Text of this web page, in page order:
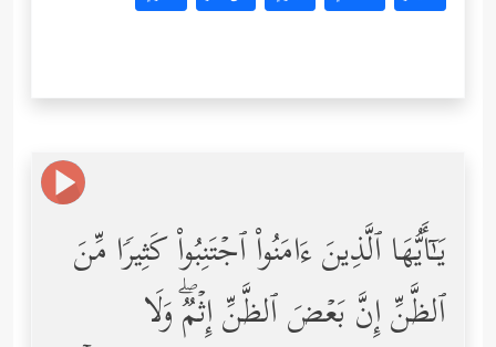
یَـٰۤأَیُّهَا ٱلَّذِینَ ءَامَنُواْ ٱجۡتَنِبُواْ كَثِیرࣰا مِّنَ
ٱلظَّنِّ إِنَّ بَعۡضَ ٱلظَّنِّ إِثۡمࣱۖ وَلَا